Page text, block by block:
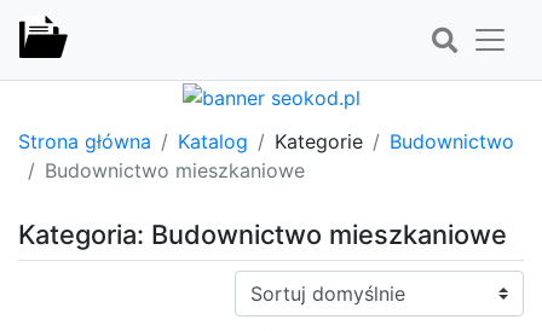
Strona główna Katalog Kategorie
Budownictwo
Budownictwo mieszkaniowe
Kategoria: Budownictwo mieszkaniowe
Sortuj: